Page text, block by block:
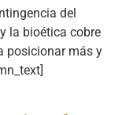
del
y la bioética cobre
posicionar más y